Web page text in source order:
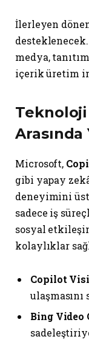
İlerleyen
medya,
içerik üretim
Teknoloji
Microsoft,
gibi yapay
deneyimini
sadece iş
sosyal
kolaylıklar
Copilot
Bing Video